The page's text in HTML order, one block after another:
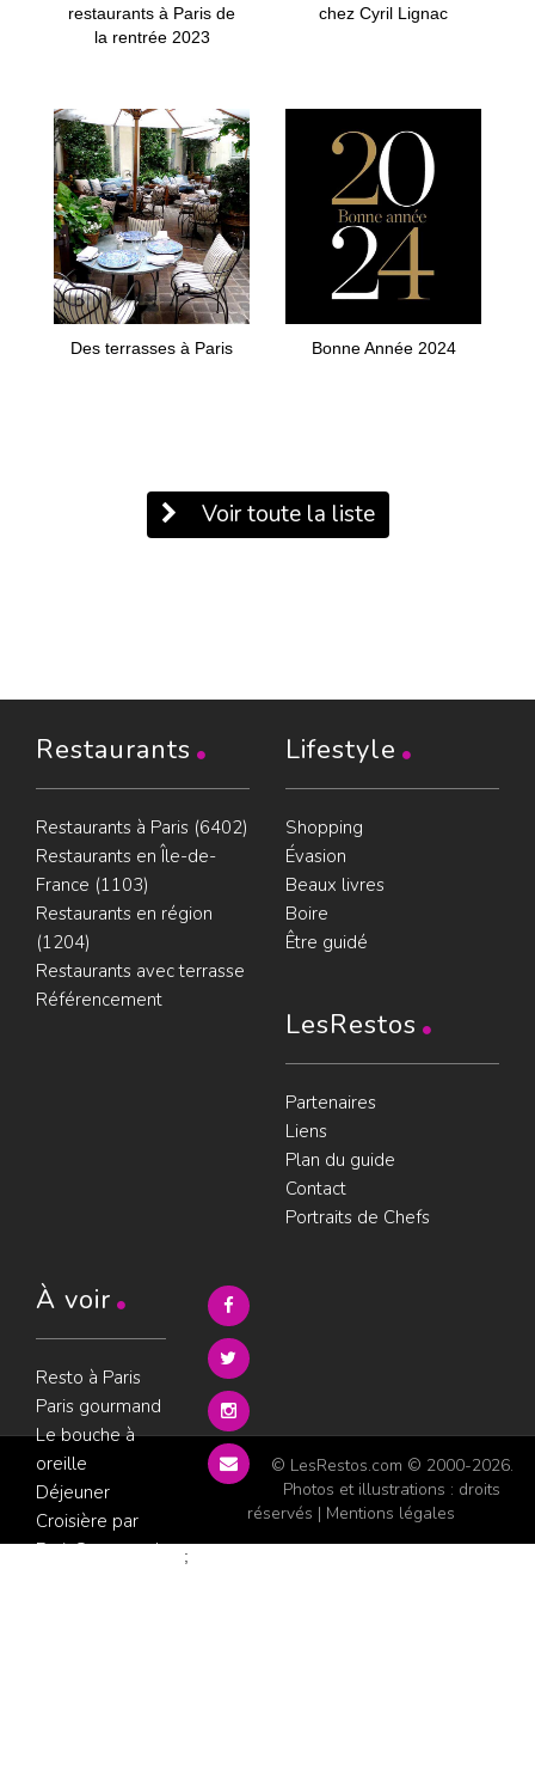
restaurants à Paris de
la rentrée 2023
chez Cyril Lignac
Des terrasses à Paris Bonne Année 2024
Voir toute la liste
Restaurants
Restaurants à Paris (6402)
Restaurants en Île-de-
France (1103)
Restaurants en région
(1204)
Restaurants avec terrasse
Référencement
Lifestyle
Shopping
Évasion
Beaux livres
Boire
Être guidé
LesRestos
Partenaires
Liens
Plan du guide
Contact
Portraits de Chefs
À voir
Resto à Paris
Paris gourmand
Le bouche à
oreille
Déjeuner
Croisière par
ParisGourmand
© LesRestos.com © 2000-2026.
Photos et illustrations : droits
réservés | Mentions légales
;